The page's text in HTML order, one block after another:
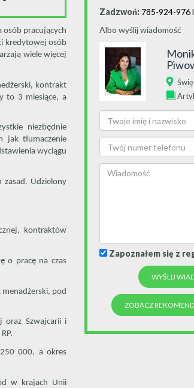
pracujących
kredytowej osób
wiele więcej
kontrakt
to 3 miesiące, a
niezbędnie
jak tłumaczenie
wyciągu
zasad. Udzielony
kontraktów
o pracę na czas
pod
oraz Szwajcarii i
000, a okres
w krajach Unii
Zadzwoń: 785-924-976
Albo wyślij wiadomość
Zapoznałem się z
ZOBACZ